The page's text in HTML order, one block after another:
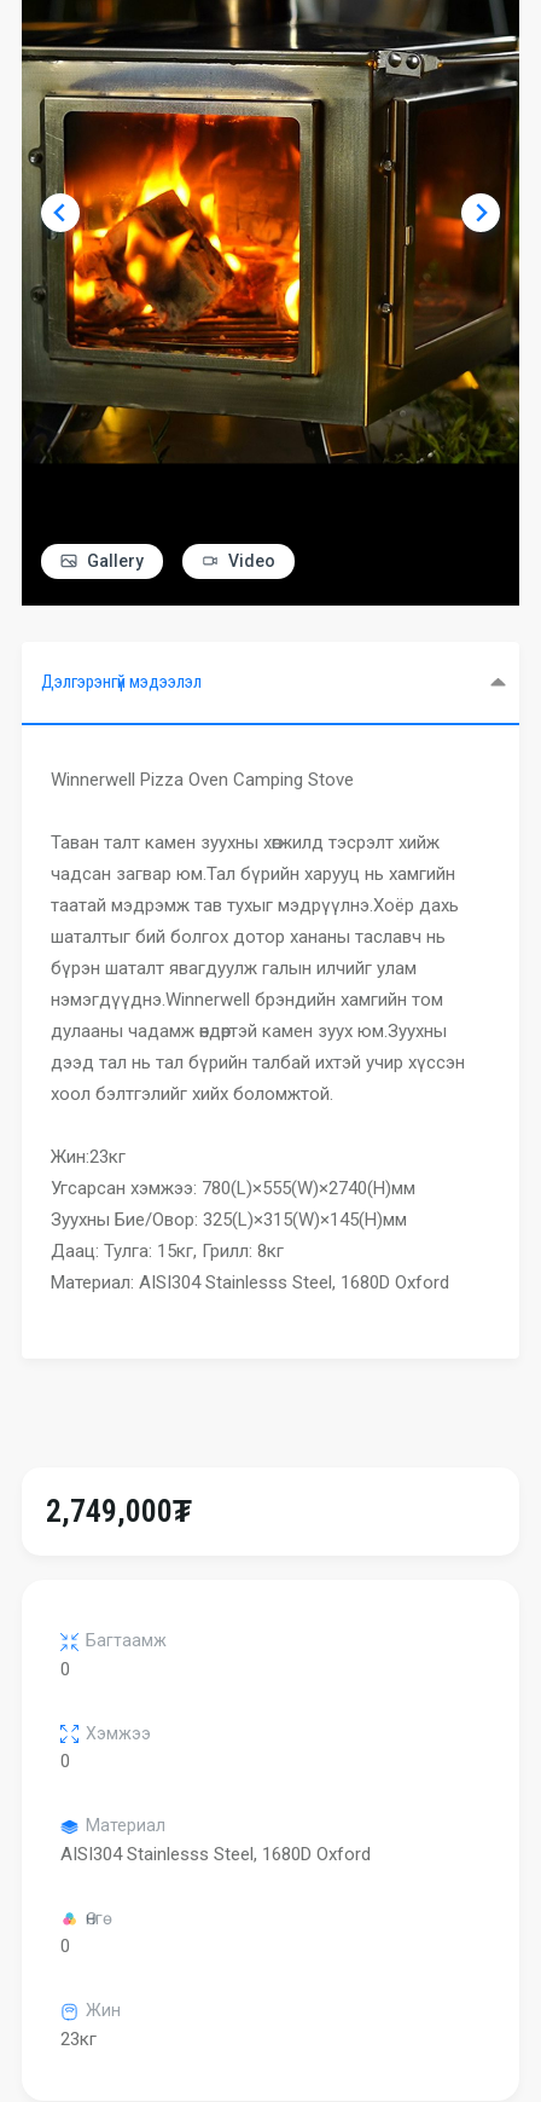
Gallery Video
Дэлгэрэнгүй мэдээлэл
Winnerwell Pizza Oven Camping Stove
Таван талт камен зуухны хөгжилд тэсрэлт хийж
чадсан загвар юм.Тал бүрийн харууц нь хамгийн
таатай мэдрэмж тав тухыг мэдрүүлнэ.Хоёр дахь
шаталтыг бий болгох дотор хананы таславч нь
бүрэн шаталт явагдуулж галын илчийг улам
нэмэгдүүднэ.Winnerwell брэндийн хамгийн том
дулааны чадамж өндөртэй камен зуух юм.Зуухны
дээд тал нь тал бүрийн талбай ихтэй учир хүссэн
хоол бэлтгэлийг хийх боломжтой.
Жин:23кг
Угсарсан хэмжээ: 780(L)×555(W)×2740(H)мм
Зуухны Бие/Овор: 325(L)×315(W)×145(H)мм
Даац: Тулга: 15кг, Грилл: 8кг
Материал: AISI304 Stainlesss Steel, 1680D Oxford
2,749,000₮
Багтаамж
0
Хэмжээ
0
Материал
AISI304 Stainlesss Steel, 1680D Oxford
Өнгө
0
Жин
23кг